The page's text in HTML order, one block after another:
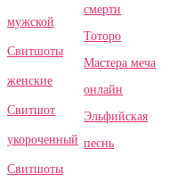
мужской
Свитшоты
женские
Свитшот
укороченный
Свитшоты
смерти
Тоторо
Мастера меча
онлайн
Эльфийская
песнь